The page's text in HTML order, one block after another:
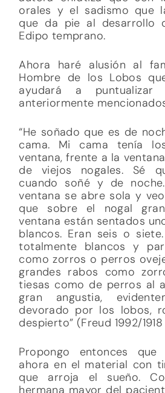
orales y el sadismo que
que da pie al desarrollo
Edipo temprano.
Ahora haré alusión al
Hombre de los Lobos
ayudará a puntualizar
anteriormente
“He soñado que es de
cama. Mi cama tenía
ventana, frente a la
de viejos nogales. Sé
cuando soñé y de
ventana se abre sola y
que sobre el nogal
ventana están sentados
blancos. Eran seis o
totalmente blancos y
como zorros o perros
grandes rabos como
tiesas como de perros al
gran angustia,
devorado por los lobos,
despierto” (Freud 1992/
Propongo entonces que
ahora en el material con
que arroja el sueño.
hermana mayor del